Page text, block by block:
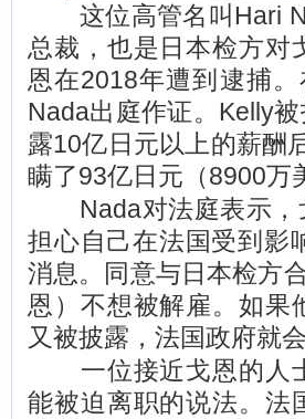
这位高管名叫Hari
总裁，也是日本检方对
恩在2018年遭到逮捕
Nada出庭作证。Kelly
露10亿日元以上的薪酬
瞒了93亿日元（8900万
Nada对法庭表示，
担心自己在法国受到影
消息。同意与日本检方
恩）不想被解雇。如果
又被披露，法国政府就
一位接近戈恩的人士
能被迫离职的说法。法